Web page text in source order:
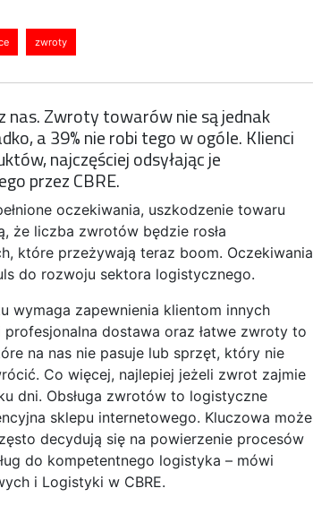
zwroty
nas. Zwroty towarów nie są jednak
a 39% nie robi tego w ogóle. Klienci
najczęściej odsyłając je
przez CBRE.
oczekiwania, uszkodzenie towaru
że liczba zwrotów będzie rosła
które przeżywają teraz boom. Oczekiwania
do rozwoju sektora logistycznego.
wymaga zapewnienia klientom innych
dostawa oraz łatwe zwroty to
na nas nie pasuje lub sprzęt, który nie
Co więcej, najlepiej jeżeli zwrot zajmie
dni. Obsługa zwrotów to logistyczne
sklepu internetowego. Kluczowa może
decydują się na powierzenie procesów
do kompetentnego logistyka – mówi
i Logistyki w CBRE.